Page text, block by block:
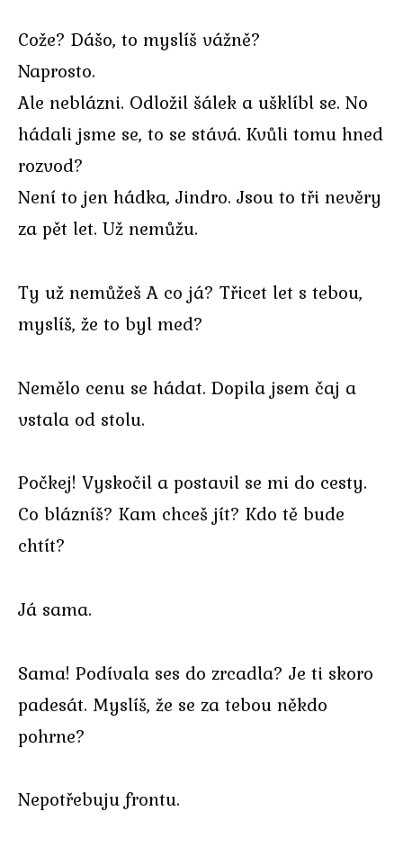
Cože? Dášo, to myslíš vážně?
Naprosto.
Ale neblázni. Odložil šálek a ušklíbl se. No
hádali jsme se, to se stává. Kvůli tomu hned
rozvod?
Není to jen hádka, Jindro. Jsou to tři nevěry
za pět let. Už nemůžu.
Ty už nemůžeš A co já? Třicet let s tebou,
myslíš, že to byl med?
Nemělo cenu se hádat. Dopila jsem čaj a
vstala od stolu.
Počkej! Vyskočil a postavil se mi do cesty.
Co blázníš? Kam chceš jít? Kdo tě bude
chtít?
Já sama.
Sama! Podívala ses do zrcadla? Je ti skoro
padesát. Myslíš, že se za tebou někdo
pohrne?
Nepotřebuju frontu.